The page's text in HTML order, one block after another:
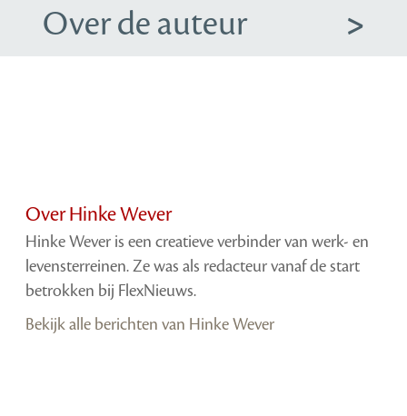
Over de auteur
Over Hinke Wever
Hinke Wever is een creatieve verbinder van werk- en
levensterreinen. Ze was als redacteur vanaf de start
betrokken bij FlexNieuws.
Bekijk alle berichten van Hinke Wever